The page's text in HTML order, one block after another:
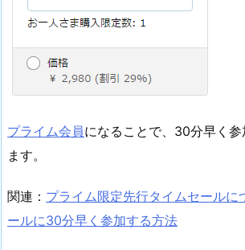
プライム会員になることで、30分早く参
ます。
関連： プライム限定先行タイムセールに
ールに30分早く参加する方法